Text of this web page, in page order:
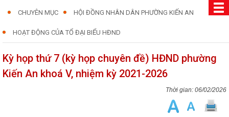
CHUYÊN MỤC HỘI ĐỒNG NHÂN DÂN PHƯỜNG KIẾN AN
HOẠT ĐỘNG CỦA TỔ ĐẠI BIỂU HĐND
Kỳ họp thứ 7 (kỳ họp chuyên đề) HĐND phường
Kiến An khoá V, nhiệm kỳ 2021-2026
06/02/2026